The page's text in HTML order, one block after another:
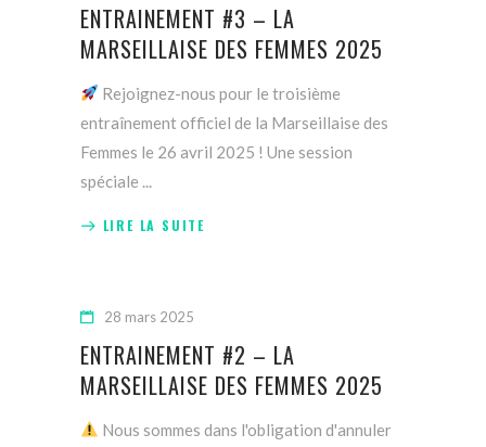
ENTRAINEMENT #3 – LA
MARSEILLAISE DES FEMMES 2025
Rejoignez-nous pour le troisième
entraînement officiel de la Marseillaise des
Femmes le 26 avril 2025 ! Une session
spéciale
LIRE LA SUITE
28 mars 2025
ENTRAINEMENT #2 – LA
MARSEILLAISE DES FEMMES 2025
Nous sommes dans l'obligation d'annuler